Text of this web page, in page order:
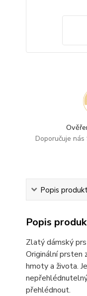
Doporučuje
Popis
Popis
Zlatý dámský
Originální prsten
hmoty a života.
přehlédnout.